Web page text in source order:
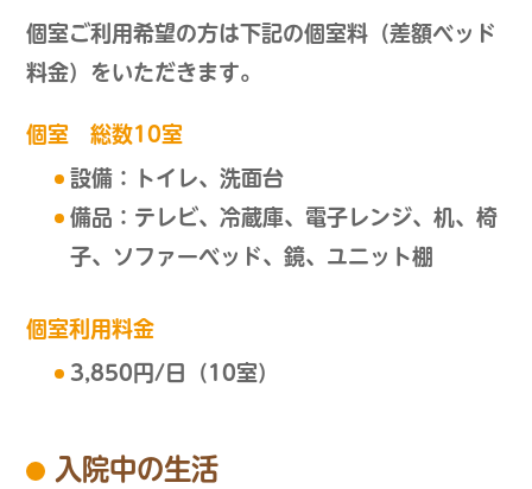
個室ご利用希望の方は下記の個室料（差額ベッド
料金）をいただきます。
個室 総数10室
設備：トイレ、洗面台
備品：テレビ、冷蔵庫、電子レンジ、机、椅
子、ソファーベッド、鏡、ユニット棚
個室利用料金
3,850円/日（10室）
入院中の生活